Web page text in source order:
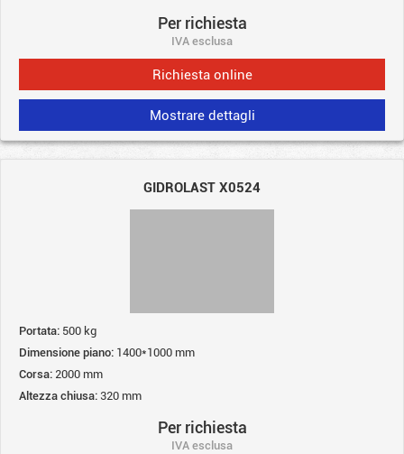
Per richiesta
IVA esclusa
Richiesta online
Mostrare dettagli
GIDROLAST X0524
Portata: 500 kg
Dimensione piano: 1400*1000 mm
Corsa: 2000 mm
Altezza chiusa: 320 mm
Per richiesta
IVA esclusa